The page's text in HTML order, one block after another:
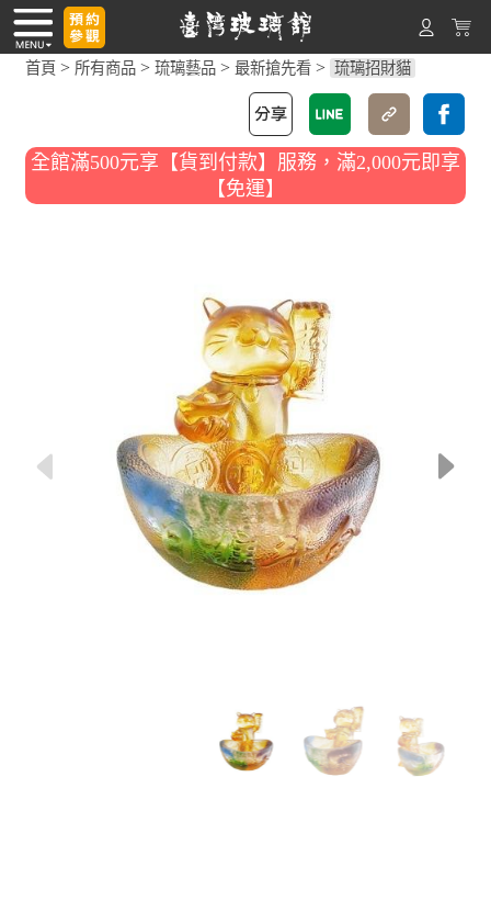
首頁 > 所有商品 >琉璃藝品 >最新搶先看 > 琉璃招財貓
全館滿500元享【貨到付款】服務，滿2,000元即享
【免運】